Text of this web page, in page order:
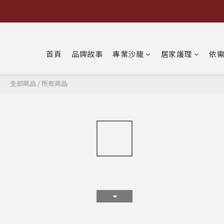
首頁 品牌故事 專業沙龍 居家護理 依
全部商品 / 所有商品